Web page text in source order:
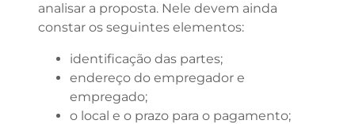
analisar a proposta. Nele devem ainda
constar os seguintes elementos:
identificação das partes;
endereço do empregador e
empregado;
o local e o prazo para o pagamento;